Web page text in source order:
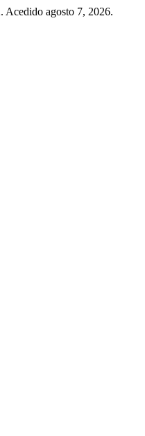
Acedido agosto 7, 2026.